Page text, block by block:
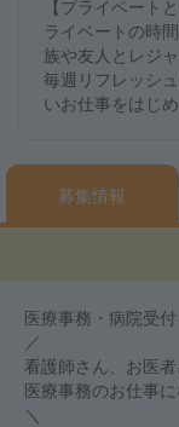
【プライベート
ライベートの時
族や友人とレジ
毎週リフレッシ
いお仕事をはじ
募集情報
医療事務・病院受付
／
看護師さん、お医
医療事務のお仕事に
＼